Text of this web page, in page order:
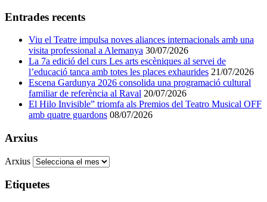
Entrades recents
Viu el Teatre impulsa noves aliances internacionals amb una
visita professional a Alemanya 30/07/2026
La 7a edició del curs Les arts escèniques al servei de
l’educació tanca amb totes les places exhaurides 21/07/2026
Escena Gardunya 2026 consolida una programació cultural
familiar de referència al Raval 20/07/2026
El Hilo Invisible” triomfa als Premios del Teatro Musical OFF
amb quatre guardons 08/07/2026
Arxius
Arxius
Etiquetes